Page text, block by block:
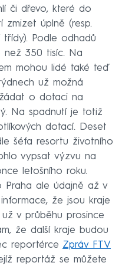
či dřevo, které do
zmizet úplně (resp.
Podle odhadů
než 350 tisíc. Na
mohou lidé také teď
už možná
o dotaci na
Na spadnutí je totiž
dotací. Deset
šéfa resortu životního
vypsat výzvu na
letošního roku.
Praha ale údajně až v
že jsou kraje
v průběhu prosince
že další kraje budou
reportérce Zpráv FTV
reportáž se můžete